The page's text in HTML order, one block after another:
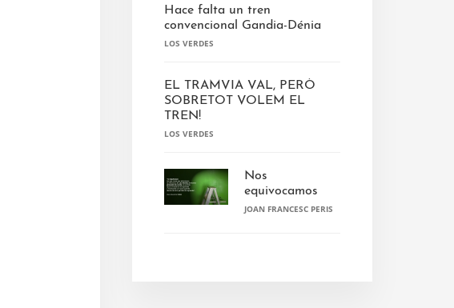
Hace falta un tren
convencional Gandia-Dénia
LOS VERDES
EL TRAMVIA VAL, PERÒ
SOBRETOT VOLEM EL
TREN!
LOS VERDES
Nos
equivocamos
JOAN FRANCESC PERIS